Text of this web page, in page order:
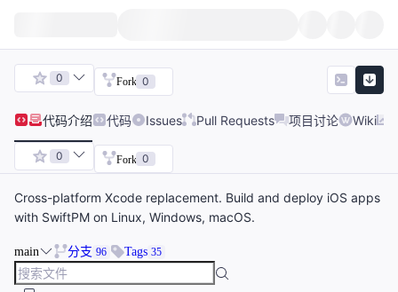
0 Fork 0
代码介绍 代码 Issues Pull Requests 项目讨论 Wiki
0 Fork 0
Cross-platform Xcode replacement. Build and deploy iOS apps
with SwiftPM on Linux, Windows, macOS.
main 分支 96 Tags 35